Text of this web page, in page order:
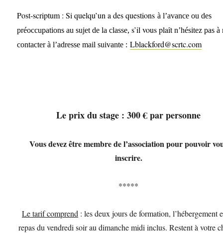
Post-scriptum : Si quelqu’un a des questionsà l’avanceou des
préoccupations au sujet de la classe,s’il vous plaîtn’hésitez pas à
contacter à l’adresse mail suivante : Lblackford@scrtc.com
Le prix du stage : 300 € par personne
Vous devez être membre de l’association pour pouvoir
inscrire.
*****
Le tarif comprend : les deux jours de formation, l’hébergement
repas du vendredi soir au dimanche midi inclus. Restent à votre